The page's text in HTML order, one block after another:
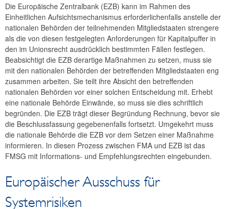
Die Europäische Zentralbank (EZB) kann im Rahmen des
Einheitlichen Aufsichtsmechanismus erforderlichenfalls anstelle der
nationalen Behörden der teilnehmenden Mitgliedstaaten strengere
als die von diesen festgelegten Anforderungen für Kapitalpuffer in
den im Unionsrecht ausdrücklich bestimmten Fällen festlegen.
Beabsichtigt die EZB derartige Maßnahmen zu setzen, muss sie
mit den nationalen Behörden der betreffenden Mitgliedstaaten eng
zusammen arbeiten. Sie teilt ihre Absicht den betreffenden
nationalen Behörden vor einer solchen Entscheidung mit. Erhebt
eine nationale Behörde Einwände, so muss sie dies schriftlich
begründen. Die EZB trägt dieser Begründung Rechnung, bevor sie
die Beschlussfassung gegebenenfalls fortsetzt. Umgekehrt muss
die nationale Behörde die EZB vor dem Setzen einer Maßnahme
informieren. In diesen Prozess zwischen FMA und EZB ist das
FMSG mit Informations- und Empfehlungsrechten eingebunden.
Europäischer Ausschuss für
Systemrisiken